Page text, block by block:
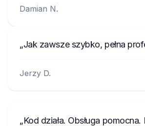
Damian N.
Jak zawsze szybko, pełna
Jerzy D.
Kod działa. Obsługa